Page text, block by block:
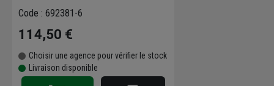
Code : 692381-6
114,50 €
Choisir une agence pour vérifier le stock
Livraison disponible